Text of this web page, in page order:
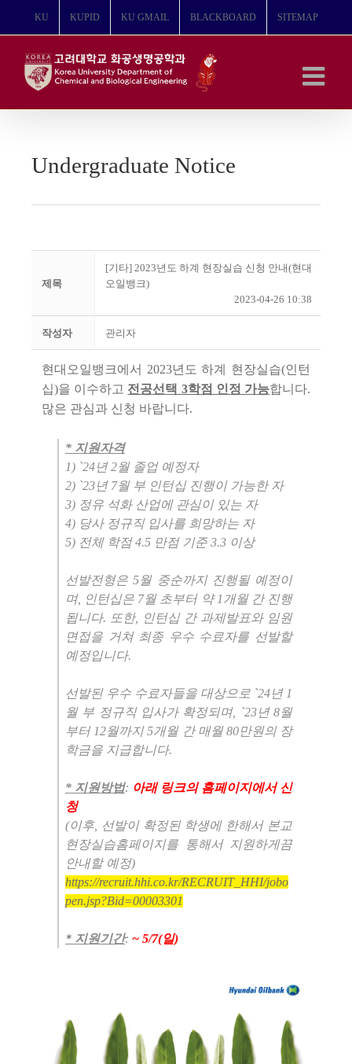
뛰
KU KUPID KU GMAIL BLACKBOARD SITEMAP
Undergraduate Notice
제목
[기타] 2023년도 하계 현장실습 신청 안내(현대
오일뱅크)
2023-04-26 10:38
작성자 관리자
현대오일뱅크에서 2023년도 하계 현장실습(인턴
십)을 이수하고 전공선택 3학점 인정 가능합니다.
많은 관심과 신청 바랍니다.
* 지원자격
1) `24년 2월 졸업 예정자
2) `23년 7월 부 인턴십 진행이 가능한 자
3) 정유 석화 산업에 관심이 있는 자
4) 당사 정규직 입사를 희망하는 자
5) 전체 학점 4.5 만점 기준 3.3 이상
선발전형은 5월 중순까지 진행될 예정이
며, 인턴십은 7월 초부터 약 1개월 간 진행
됩니다. 또한, 인턴십 간 과제발표와 임원
면접을 거쳐 최종 우수 수료자를 선발할
예정입니다.
선발된 우수 수료자들을 대상으로 `24년 1
월 부 정규직 입사가 확정되며,
`23년 8월
부터 12월까지 5개월 간 매월 80만원의 장
학금을 지급합니다.
* 지원방법: 아래 링크의 홈페이지에서 신
청
(이후, 선발이 확정된 학생에 한해서 본교
현장실습홈페이지를 통해서 지원하게끔
안내할 예정)
https://recruit.hhi.co.kr/RECRUIT_HHI/jobo
pen.jsp?Bid=00003301
* 지원기간: ~ 5/7(일)